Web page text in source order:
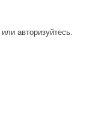
или авторизуйтесь.